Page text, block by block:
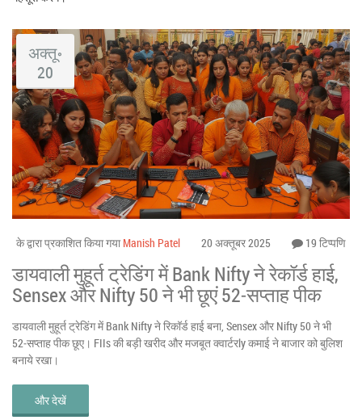
अक्तू॰
20
के द्वारा प्रकाशित किया गया Manish Patel 20 अक्तूबर 2025 19 टिप्पणि
डायवाली मुहूर्त ट्रेडिंग में Bank Nifty ने रेकॉर्ड हाई,
Sensex और Nifty 50 ने भी छूएं 52‑सप्ताह पीक
डायवाली मुहूर्त ट्रेडिंग में Bank Nifty ने रिकॉर्ड हाई बना, Sensex और Nifty 50 ने भी
52‑सप्ताह पीक छूए। FIIs की बड़ी खरीद और मजबूत क्वार्टरly कमाई ने बाजार को बुलिश
बनाये रखा।
और देखें